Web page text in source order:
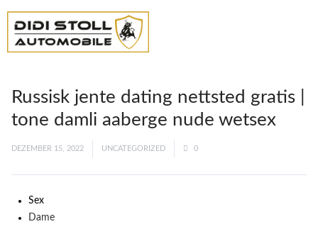
Russisk jente dating nettsted gratis |
tone damli aaberge nude wetsex
DEZEMBER 15, 2022 UNCATEGORIZED 0
Sex
Dame